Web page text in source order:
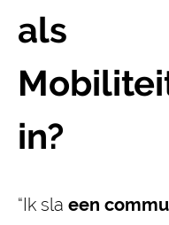
als
in?
“Ik sla een